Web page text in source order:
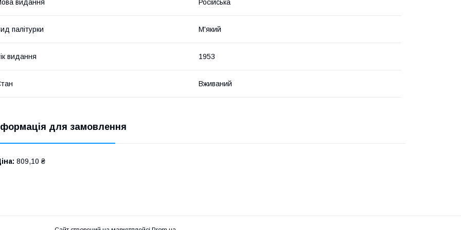
видання Російська
палітурки М'який
видання 1953
Вживаний
для замовлення
809,10 ₴